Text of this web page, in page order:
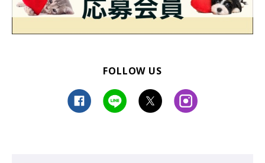
飼い主さんに甘えるレオナルドくん
FOLLOW US